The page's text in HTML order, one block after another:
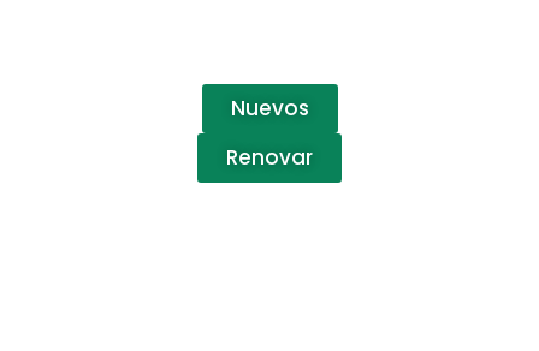
Nuevos
Renovar